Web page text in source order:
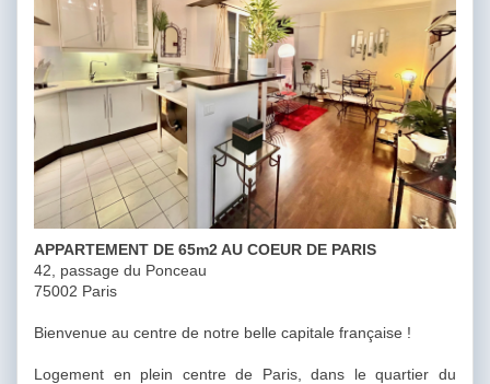
APPARTEMENT DE 65m2 AU COEUR DE PARIS
42, passage du Ponceau
75002 Paris
Bienvenue au centre de notre belle capitale française !
Logement en plein centre de Paris, dans le quartier du